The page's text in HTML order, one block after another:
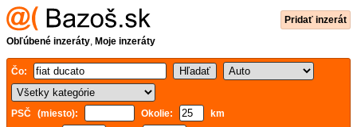
Pridať inzerát
Obľúbené inzeráty, Moje inzeráty
Čo:
PSČ (miesto): Okolie:
km